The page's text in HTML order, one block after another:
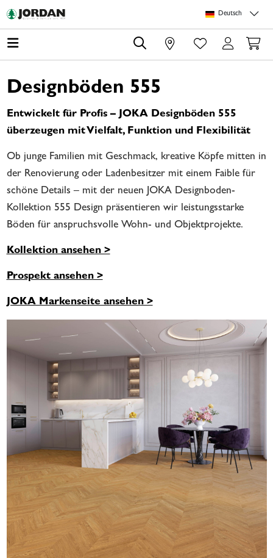
Deutsch
0
Designböden 555
Entwickelt für Profis – JOKA Designböden 555
überzeugen mit Vielfalt, Funktion und Flexibilität
Ob junge Familien mit Geschmack, kreative Köpfe mitten in
der Renovierung oder Ladenbesitzer mit einem Faible für
schöne Details – mit der neuen JOKA Designboden-
Kollektion 555 Design präsentieren wir leistungsstarke
Böden für anspruchsvolle Wohn- und Objektprojekte.
Kollektion ansehen >
Prospekt ansehen >
JOKA Markenseite ansehen >